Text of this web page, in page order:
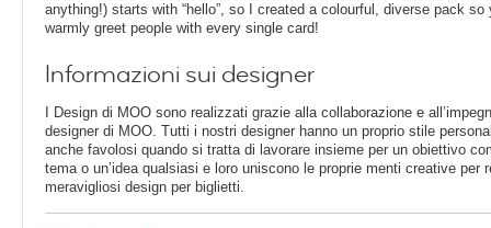
anything!) starts with “hello”, so I created a colourful, diverse pack so
warmly greet people with every single card!
Informazioni sui designer
I Design di MOO sono realizzati grazie alla collaborazione e
designer di MOO. Tutti i nostri designer hanno un proprio stile
anche favolosi quando si tratta di lavorare insieme per un obiettivo
tema o un’idea qualsiasi e loro uniscono le proprie menti creative per
meravigliosi design per biglietti.